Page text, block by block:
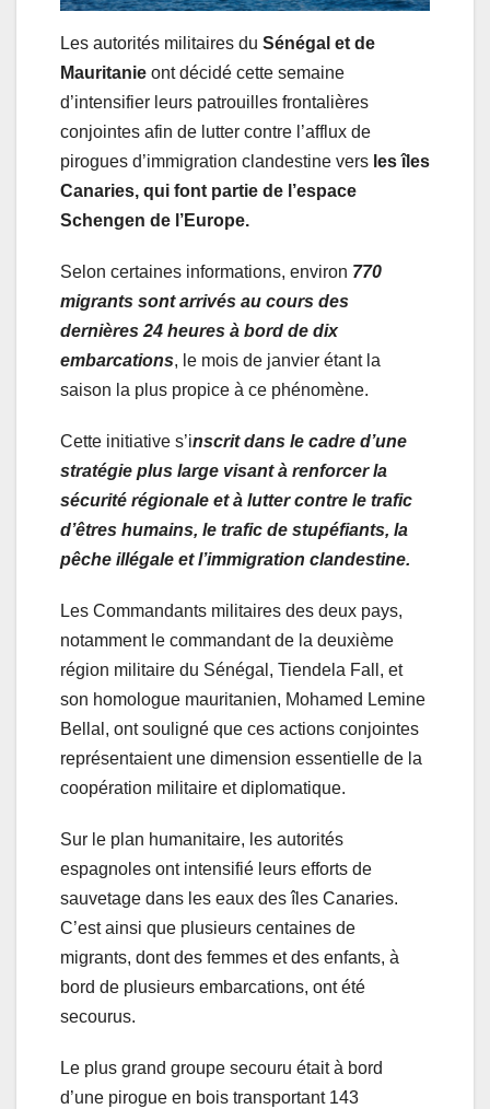
Les autorités militaires du Sénégal et de
Mauritanie ont décidé cette semaine
d’intensifier leurs patrouilles frontalières
conjointes afin de lutter contre l’afflux de
pirogues d’immigration clandestine vers les îles
Canaries, qui font partie de l’espace
Schengen de l’Europe.
Selon certaines informations, environ 770
migrants sont arrivés au cours des
dernières 24 heures à bord de dix
embarcations, le mois de janvier étant la
saison la plus propice à ce phénomène.
Cette initiative s’inscrit dans le cadre d’une
stratégie plus large visant à renforcer la
sécurité régionale et à lutter contre le trafic
d’êtres humains, le trafic de stupéfiants, la
pêche illégale et l’immigration clandestine.
Les Commandants militaires des deux pays,
notamment le commandant de la deuxième
région militaire du Sénégal, Tiendela Fall, et
son homologue mauritanien, Mohamed Lemine
Bellal, ont souligné que ces actions conjointes
représentaient une dimension essentielle de la
coopération militaire et diplomatique.
Sur le plan humanitaire, les autorités
espagnoles ont intensifié leurs efforts de
sauvetage dans les eaux des îles Canaries.
C’est ainsi que plusieurs centaines de
migrants, dont des femmes et des enfants, à
bord de plusieurs embarcations, ont été
secourus.
Le plus grand groupe secouru était à bord
d’une pirogue en bois transportant 143